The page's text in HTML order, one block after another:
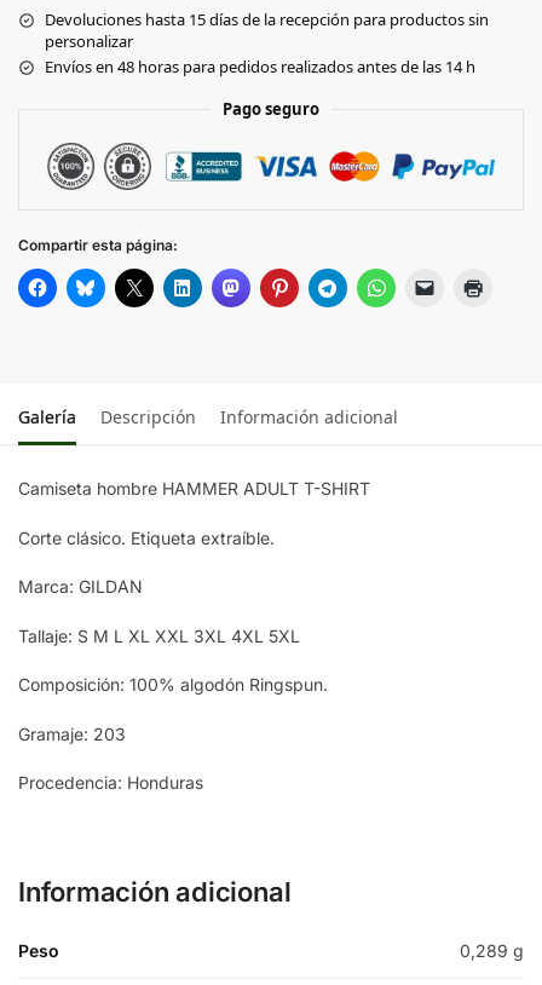
NAVY
SPORT
SPORT
GREY
SCARLET
RED
GRAPHITE
FLO BLUE
Devoluciones hasta 15 días de la recepción para productos sin
personalizar
Envíos en 48 horas para pedidos realizados antes de las 14 h
Pago seguro
Compartir esta página:
Galería Descripción Información adicional
Camiseta hombre HAMMER ADULT T-SHIRT
Corte clásico. Etiqueta extraíble.
Marca: GILDAN
Tallaje: S M L XL XXL 3XL 4XL 5XL
Composición: 100% algodón Ringspun.
Gramaje: 203
Procedencia: Honduras
Información adicional
Peso 0,289 g